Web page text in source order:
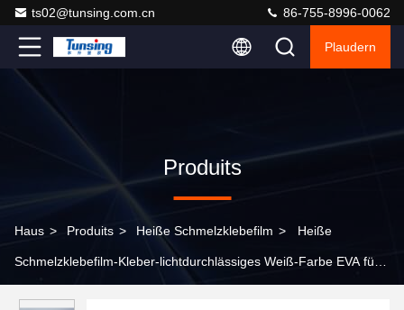
ts02@tunsing.com.cn 86-755-8996-0062
Plaudern
Produits
Haus > Produits > Heiße Schmelzklebefilm > Heiße
Schmelzklebefilm-Kleber-lichtdurchlässiges Weiß-Farbe EVA für